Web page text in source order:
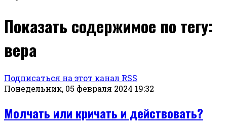
Показать содержимое по тегу:
вера
Подписаться на этот канал RSS
Понедельник, 05 февраля 2024 19:32
Молчать или кричать и действовать?